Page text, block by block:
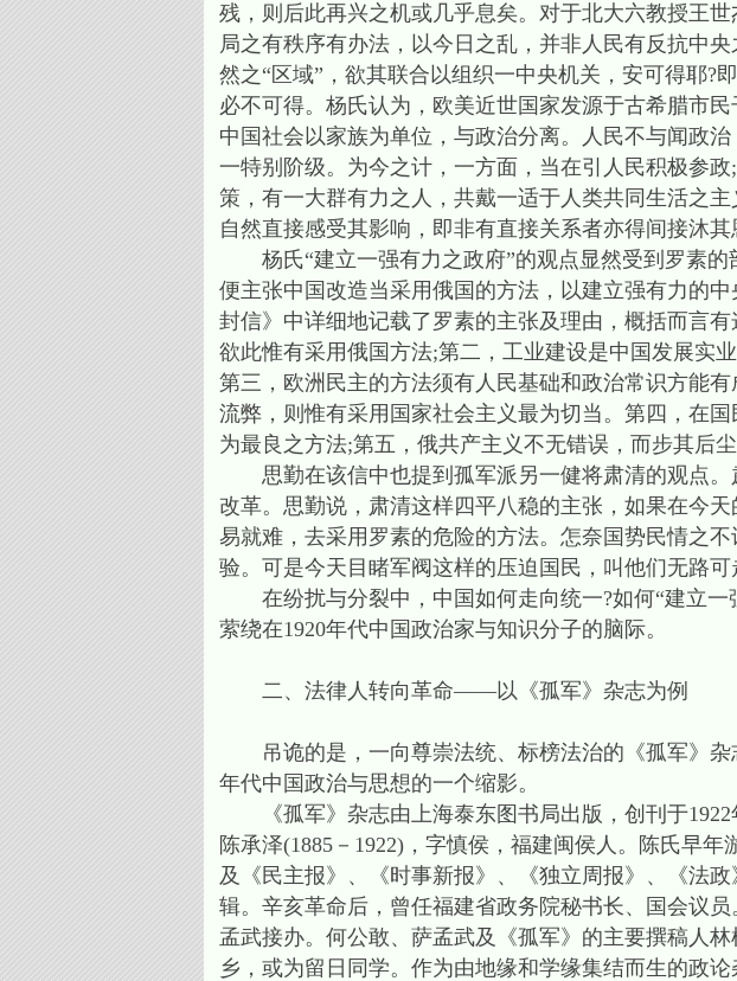
残，则后此再兴之机或几乎息矣。对于北大六教授王
局之有秩序有办法，以今日之乱，并非人民有反抗中
然之“区域”，欲其联合以组织一中央机关，安可得耶?
必不可得。杨氏认为，欧美近世国家发源于古希腊市
中国社会以家族为单位，与政治分离。人民不与闻政
一特别阶级。为今之计，一方面，当在引人民积极参
策，有一大群有力之人，共戴一适于人类共同生活之
自然直接感受其影响，即非有直接关系者亦得间接沐
杨氏“建立一强有力之政府”的观点显然受到罗素的
便主张中国改造当采用俄国的方法，以建立强有力的
封信》中详细地记载了罗素的主张及理由，概括而言
欲此惟有采用俄国方法;第二，工业建设是中国发展实
第三，欧洲民主的方法须有人民基础和政治常识方能
流弊，则惟有采用国家社会主义最为切当。第四，在
为最良之方法;第五，俄共产主义不无错误，而步其后
思勤在该信中也提到孤军派另一健将肃清的观点。
改革。思勤说，肃清这样四平八稳的主张，如果在今
易就难，去采用罗素的危险的方法。怎奈国势民情之
验。可是今天目睹军阀这样的压迫国民，叫他们无路
在纷扰与分裂中，中国如何走向统一?如何“建立一
萦绕在1920年代中国政治家与知识分子的脑际。
二、法律人转向革命——以《孤军》杂志为例
吊诡的是，一向尊崇法统、标榜法治的《孤军》杂
年代中国政治与思想的一个缩影。
《孤军》杂志由上海泰东图书局出版，创刊于1922
陈承泽(1885－1922)，字慎侯，福建闽侯人。陈氏早
及《民主报》、《时事新报》、《独立周报》、《法
辑。辛亥革命后，曾任福建省政务院秘书长、国会议
孟武接办。何公敢、萨孟武及《孤军》的主要撰稿人
乡，或为留日同学。作为由地缘和学缘集结而生的政